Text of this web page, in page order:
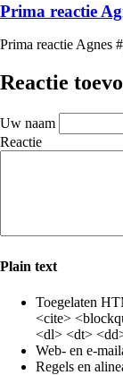
Prima reactie
Prima reactie Agnes
Reactie
Uw naam
Reactie
Plain text
Toegelaten
<cite>
<dl> <dt>
Web- en e-
Regels en